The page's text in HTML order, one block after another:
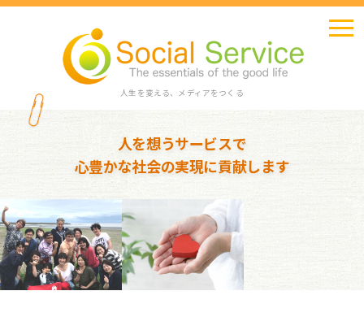
人生を変える、メディアをつくる
人を想うサービスで
心豊かな社会の実現に貢献します